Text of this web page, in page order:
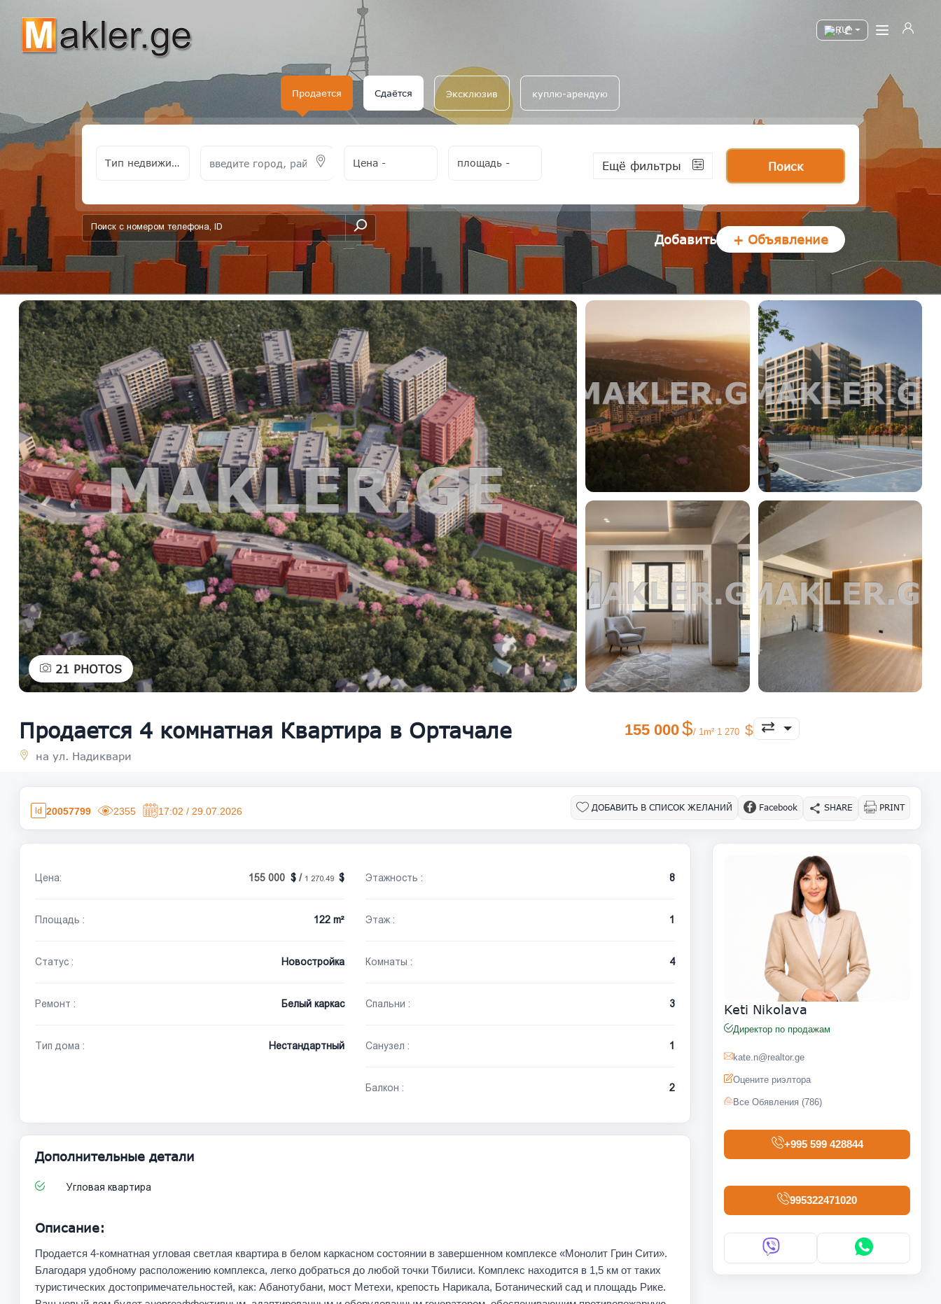
/
Продается Сдаётся Эксклюзив куплю-арендую
Тип недвижимости Цена - площадь - Ещё фильтры Поиск
add-form
Добавить + Объявление
21 PHOTOS
Продается 4 комнатная Квартира в Ортачале
на ул. Надиквари
155 000 / 1m² 1 270
20057799 2355 17:02 / 29.07.2026 ДОБАВИТЬ В СПИСОК ЖЕЛАНИЙ Facebook SHARE PRINT
Цена: 155 000 / 1 270.49
Площадь : 122 m²
Статус : Новостройка
Ремонт : Белый каркас
Тип дома : Нестандартный
Этажность : 8
Этаж : 1
Комнаты : 4
Спальни : 3
Санузел : 1
Балкон : 2
Дополнительные детали
Угловая квартира
Описание:
Продается 4-комнатная угловая светлая квартира в белом каркасном состоянии в завершенном комплексе «Монолит Грин Сити».
Благодаря удобному расположению комплекса, легко добраться до любой точки Тбилиси. Комплекс находится в 1,5 км от таких
туристических достопримечательностей, как: Абанотубани, мост Метехи, крепость Нарикала, Ботанический сад и площадь Рике.
Keti Nikolava
Директор по продажам
kate.n@realtor.ge
Оцените риэлтора
Все Обявления (786)
+995 599 428844
995322471020